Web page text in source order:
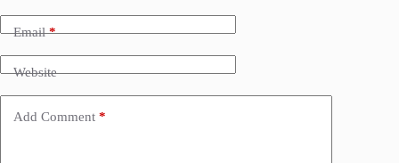
Email*
Website
Add Comment *